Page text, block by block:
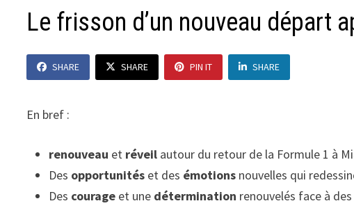
Le frisson d’un nouveau départ
SHARE SHARE PIN IT SHARE
En bref :
renouveau et réveil autour du retour de la Formule 1 à
Des opportunités et des émotions nouvelles qui
Des courage et une détermination renouvelés face à